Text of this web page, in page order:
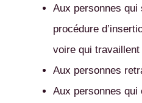
Aux personnes qui
procédure
voire qui travaillent
Aux personnes
Aux personnes qui